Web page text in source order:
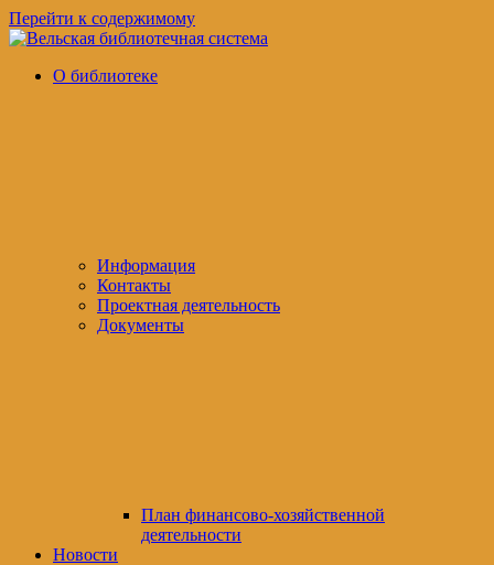
Перейти к содержимому
Вельская
официальный
О библиотеке
Информация
Контакты
Проектная деятельность
Документы
План финансово-хозяйственной
деятельности
Новости